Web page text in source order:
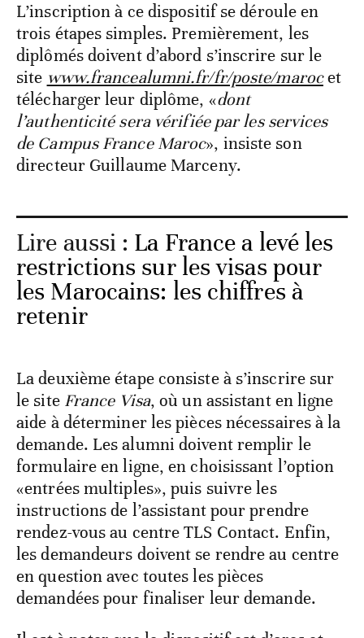
L’inscription à ce dispositif se déroule en
trois étapes simples. Premièrement, les
diplômés doivent d’abord s’inscrire sur le
site www.francealumni.fr/fr/poste/marocet
télécharger leur diplôme, «dont
l’authenticité sera vérifiée par les services
de Campus France Maroc», insiste son
directeur Guillaume Marceny.
Lire aussi : La France a levé les
restrictions sur les visas pour
les Marocains: les chiffres à
retenir
La deuxième étape consiste à s’inscrire sur
le site France Visa, où un assistant en ligne
aide à déterminer les pièces nécessaires à la
demande. Les alumni doivent remplir le
formulaire en ligne, en choisissant l’option
«entrées multiples», puis suivre les
instructions de l’assistant pour prendre
rendez-vous au centre TLS Contact. Enfin,
les demandeurs doivent se rendre au centre
en question avec toutes les pièces
demandées pour finaliser leur demande.